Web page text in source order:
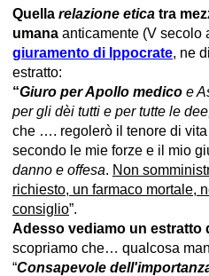
Quella relazione etica tra
umana anticamente (V secolo
giuramento di Ippocrate, ne
estratto:
“Giuro per Apollo medico e
per gli dèi tutti e per tutte le
che …. regolerò il tenore di
secondo le mie forze e il mio
danno e offesa. Non
richiesto, un farmaco mortale,
consiglio”.
Adesso vediamo un estratto
scopriamo che… qualcosa
“Consapevole